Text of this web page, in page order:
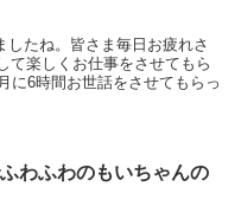
したね。皆さま毎日お疲れさ
て楽しくお仕事をさせてもら
に6時間お世話をさせてもらっ
わふわのもいちゃんの